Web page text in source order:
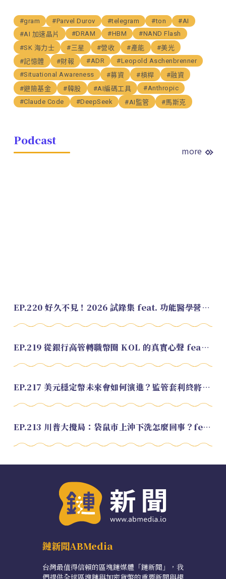
#gram #Parvel Durov #telegram #ton
#AI
#AI 加速晶片
#DRAM #HBM
#NAND Flash
#SK 海力士
#三星 #營收 #產能
#美光
#記憶體
#財報 #ADR
#Leopold Aschenbrenner
#Situational Awareness
#募資 #槓桿
#融資
#避險基金
#韓股 #AI編碼工具
#Anthropic
#Claude Code
#DeepSeek #AI監管 #馬斯克
Podcast
more
EP.220 好久不見！2026 試錄集 feat. 功能醫學營養師 美寶
EP.219 從銀行高管轉職幣圈 KOL 的真實心聲 feat.龜大
EP.217 美元穩定幣未來會如何演進？監管套利終將收斂？feat. 研究員 余哲安
EP.213 川普大攪局：袋鼠市上沖下洗怎麼回事？feat. Alvin
鏈新聞ABMedia
台灣最值得信賴的區塊鏈媒體「鏈新聞」，我